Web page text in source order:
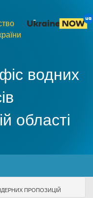
водних
області
MENU
ПРОПОЗИЦІЙ